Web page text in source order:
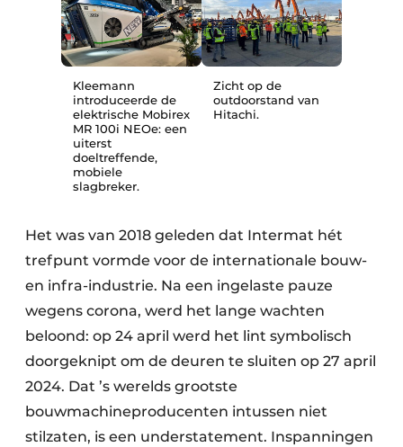
Kleemann
introduceerde de
elektrische Mobirex
MR 100i NEOe: een
uiterst
doeltreffende,
mobiele
slagbreker.
Zicht op de
outdoorstand van
Hitachi.
Het was van 2018 geleden dat Intermat hét
trefpunt vormde voor de internationale bouw-
en infra-industrie. Na een ingelaste pauze
wegens corona, werd het lange wachten
beloond: op 24 april werd het lint symbolisch
doorgeknipt om de deuren te sluiten op 27 april
2024. Dat ’s werelds grootste
bouwmachineproducenten intussen niet
stilzaten, is een understatement. Inspanningen